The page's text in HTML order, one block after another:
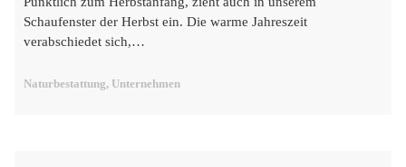
Schaufenster der Herbst ein. Die warme Jahreszeit
verabschiedet sich,…
Naturbestattung, Unternehmen